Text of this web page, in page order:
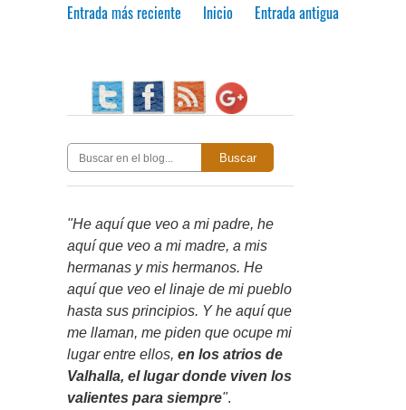
Entrada más reciente Entrada antigua
Inicio
Buscar
"He aquí que veo a mi padre, he
aquí que veo a mi madre, a mis
hermanas y mis hermanos. He
aquí que veo el linaje de mi pueblo
hasta sus principios. Y he aquí que
me llaman, me piden que ocupe mi
lugar entre ellos, en los atrios de
Valhalla, el lugar donde viven los
valientes para siempre".